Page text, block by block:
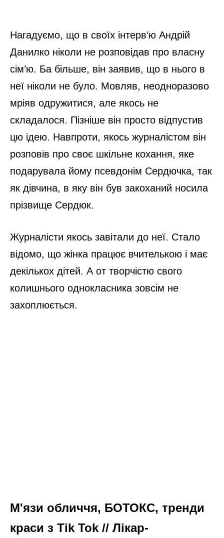
Нагадуємо, що в своїх інтерв’ю Андрій
Данилко ніколи не розповідав про власну
сім’ю. Ба більше, він заявив, що в нього в
неї ніколи не було. Мовляв, неодноразово
мріяв одружитися, але якось не
складалося. Пізніше він просто відпустив
цю ідею. Навпроти, якось журналістом він
розповів про своє шкільне кохання, яке
подарувала йому псевдонім Сердючка, так
як дівчина, в яку він був закоханий носила
прізвище Сердюк.
Журналісти якось завітали до неї. Стало
відомо, що жінка працює вчителькою і має
декількох дітей. А от творчістю свого
колишнього однокласника зовсім не
захоплюється.
М'язи обличчя, БОТОКС, тренди
краси з Tik Tok // Лікар-